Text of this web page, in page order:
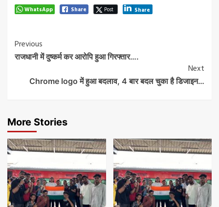
WhatsApp Share Post Share
Post
Navigation
Previous
राजधानी में दुष्कर्म कर आरोपि हुआ गिरफ्तार….
Next
Chrome logo में हुआ बदलाव, 4 बार बदल चुका है डिजाइन…
More Stories